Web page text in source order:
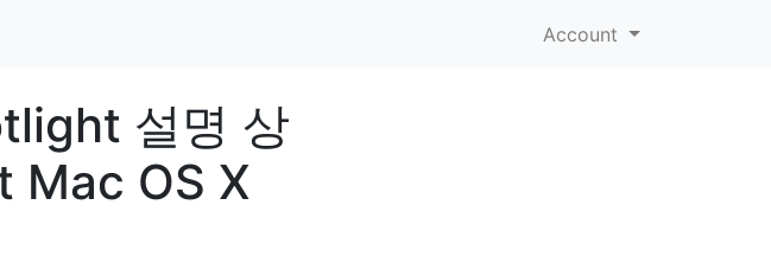
Account
설명 상
Mac OS X